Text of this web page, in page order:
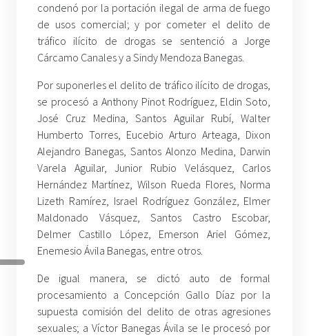
condenó por la portación ilegal de arma de fuego
de usos comercial; y por cometer el delito de
tráfico ilícito de drogas se sentenció a Jorge
Cárcamo Canales y a Sindy Mendoza Banegas.
Por suponerles el delito de tráfico ilícito de drogas,
se procesó a Anthony Pinot Rodríguez, Eldin Soto,
José Cruz Medina, Santos Aguilar Rubí, Walter
Humberto Torres, Eucebio Arturo Arteaga, Dixon
Alejandro Banegas, Santos Alonzo Medina, Darwin
Varela Aguilar, Junior Rubio Velásquez, Carlos
Hernández Martínez, Wilson Rueda Flores, Norma
Lizeth Ramírez, Israel Rodríguez González, Elmer
Maldonado Vásquez, Santos Castro Escobar,
Delmer Castillo López, Emerson Ariel Gómez,
Enemesio Ávila Banegas, entre otros.
De igual manera, se dictó auto de formal
procesamiento a Concepción Gallo Díaz por la
supuesta comisión del delito de otras agresiones
sexuales; a Víctor Banegas Ávila se le procesó por